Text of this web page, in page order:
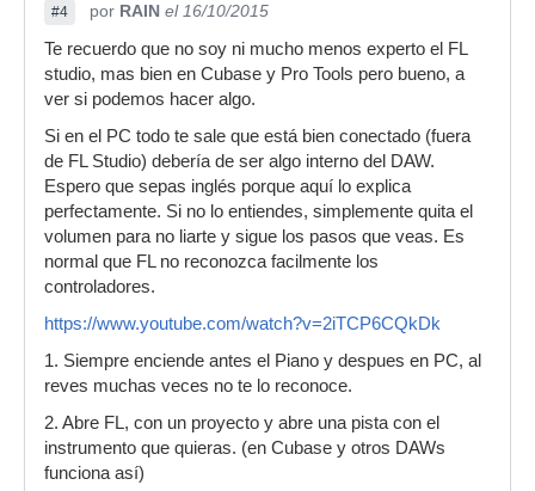
#4 por RAIN el 16/10/2015
Te recuerdo que no soy ni mucho menos experto el FL
studio, mas bien en Cubase y Pro Tools pero bueno, a
ver si podemos hacer algo.
Si en el PC todo te sale que está bien conectado (fuera
de FL Studio) debería de ser algo interno del DAW.
Espero que sepas inglés porque aquí lo explica
perfectamente. Si no lo entiendes, simplemente quita el
volumen para no liarte y sigue los pasos que veas. Es
normal que FL no reconozca facilmente los
controladores.
https://www.youtube.com/watch?v=2iTCP6CQkDk
1. Siempre enciende antes el Piano y despues en PC, al
reves muchas veces no te lo reconoce.
2. Abre FL, con un proyecto y abre una pista con el
instrumento que quieras. (en Cubase y otros DAWs
funciona así)